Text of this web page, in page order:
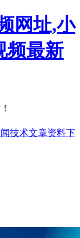
网址,小
频最新
技术文章资料下